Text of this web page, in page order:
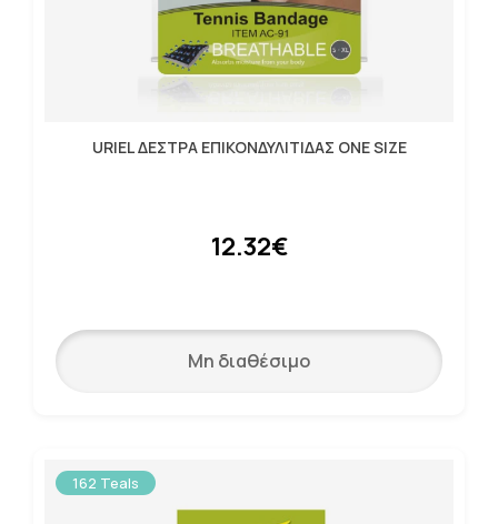
URIEL ΔΕΣΤΡΑ ΕΠΙΚΟΝΔΥΛΙΤΙΔΑΣ ONE SIZE
12.32€
Μη διαθέσιμο
162 Teals